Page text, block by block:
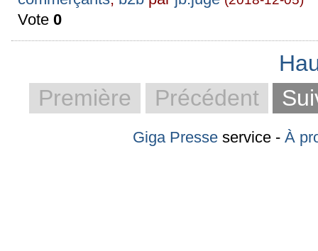
Vote0
Première
Précédent
Giga Presseservice - À